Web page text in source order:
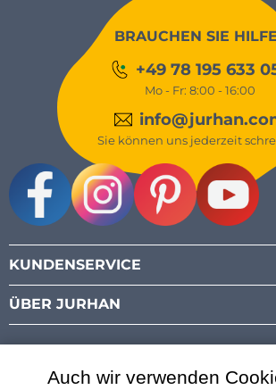
BRAUCHEN SIE
+49 78 195 633
Mo - Fr: 8:00 - 16:00
Sie können uns jederzeit
KUNDENSERVICE
ÜBER JURHAN
Auch wir verwenden